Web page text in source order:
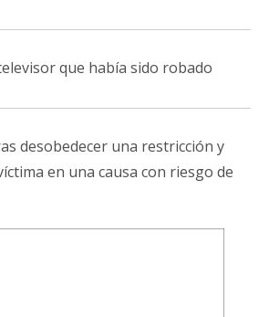
que había sido robado
desobedecer una restricción y
en una causa con riesgo de